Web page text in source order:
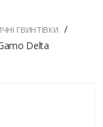
гвинтівки
Delta